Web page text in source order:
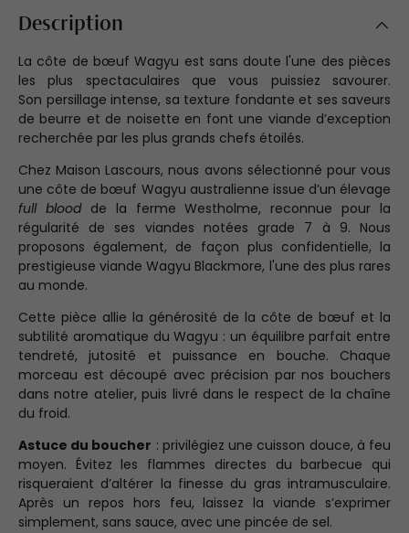
Description
La côte de bœuf Wagyu est sans doute l'une des pièces
les plus spectaculaires que vous puissiez savourer.
Son persillage intense, sa texture fondante et ses saveurs
de beurre et de noisette en font une viande d’exception
recherchée par les plus grands chefs étoilés.
Chez Maison Lascours, nous avons sélectionné pour vous
une côte de bœuf Wagyu australienne issue d’un élevage
full bloodde la ferme Westholme, reconnue pour la
régularité de ses viandes notées grade 7 à 9. Nous
proposons également, de façon plus confidentielle, la
prestigieuse viande Wagyu Blackmore, l'une des plus rares
au monde.
Cette pièce allie la générosité de la côte de bœuf et la
subtilité aromatique du Wagyu : un équilibre parfait entre
tendreté, jutosité et puissance en bouche. Chaque
morceau est découpé avec précision par nos bouchers
dans notre atelier, puis livré dans le respect de la chaîne
du froid.
Astuce du boucher : privilégiez une cuisson douce, à feu
moyen. Évitez les flammes directes du barbecue qui
risqueraient d’altérer la finesse du gras intramusculaire.
Après un repos hors feu, laissez la viande s’exprimer
simplement, sans sauce, avec une pincée de sel.